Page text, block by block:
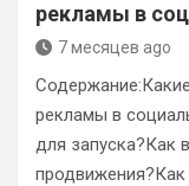
рекламы в
7 месяцев ago
рекламы в
для запуска?Как
продвижения?Как